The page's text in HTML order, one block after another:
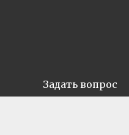
Задать вопрос